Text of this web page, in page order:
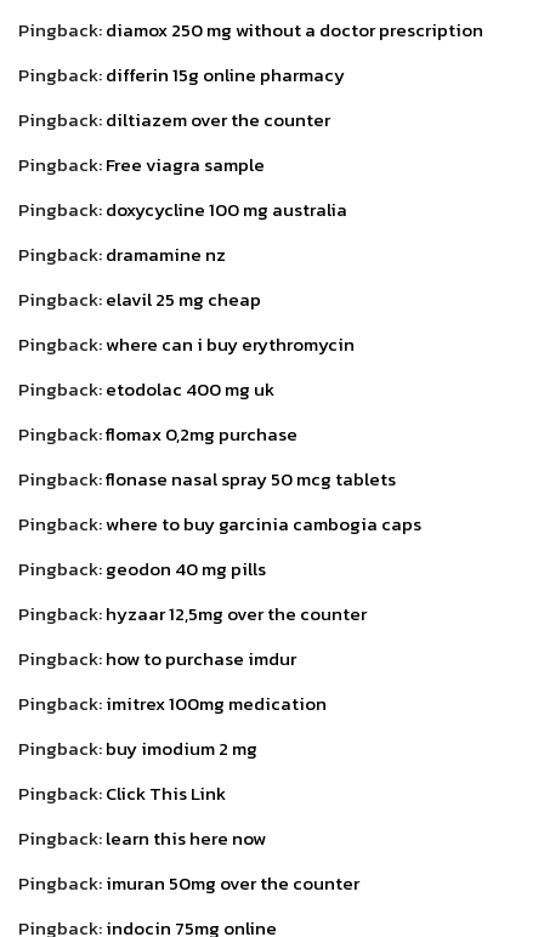
Pingback:diamox 250 mg without a doctor prescription
Pingback:differin 15g online pharmacy
Pingback:diltiazem over the counter
Pingback:Free viagra sample
Pingback:doxycycline 100 mg australia
Pingback:dramamine nz
Pingback:elavil 25 mg cheap
Pingback:where can i buy erythromycin
Pingback:etodolac 400 mg uk
Pingback:flomax 0,2mg purchase
Pingback:flonase nasal spray 50 mcg tablets
Pingback:where to buy garcinia cambogia caps
Pingback:geodon 40 mg pills
Pingback:hyzaar 12,5mg over the counter
Pingback:how to purchase imdur
Pingback:imitrex 100mg medication
Pingback:buy imodium 2 mg
Pingback:Click This Link
Pingback:learn this here now
Pingback:imuran 50mg over the counter
Pingback:indocin 75mg online